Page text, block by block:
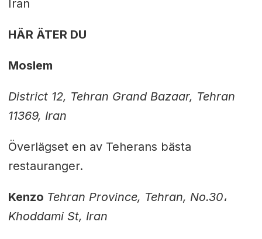
Iran
HÄR ÄTER DU
Moslem
District 12, Tehran Grand Bazaar, Tehran
11369, Iran
Överlägset en av Teherans bästa
restauranger.
Kenzo Tehran Province, Tehran, No.30،
Khoddami St, Iran